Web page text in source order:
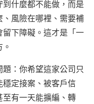
什麼都不能做，而是
風險在哪裡、需要補
下障礙。這才是「一
：你希望這家公司只
定接案、被客戶信
有一天能擴編、轉